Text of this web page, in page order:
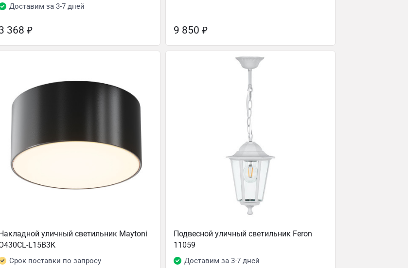
Доставим за 3-7 дней
368 ₽ 9 850 ₽
уличный светильник Maytoni
L15B3K
Срок поставки по запросу
Подвесной уличный светильник Feron
11059
Доставим за 3-7 дней